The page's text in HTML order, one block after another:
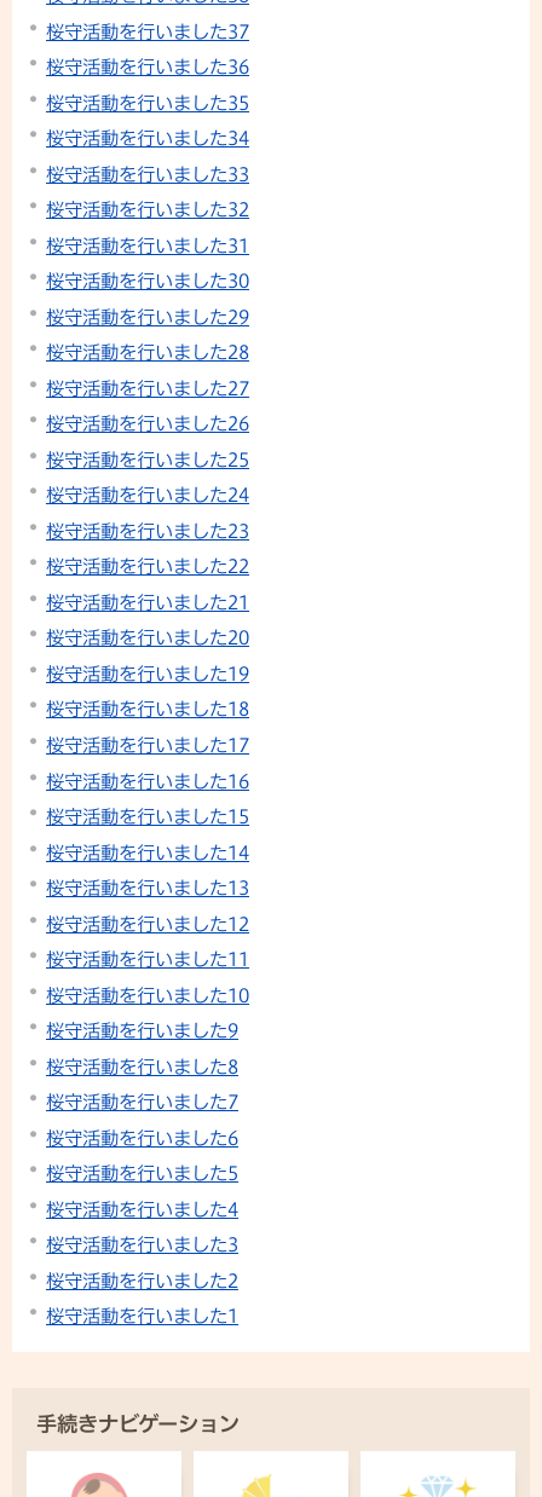
桜守活動を行いました37
桜守活動を行いました36
桜守活動を行いました35
桜守活動を行いました34
桜守活動を行いました33
桜守活動を行いました32
桜守活動を行いました31
桜守活動を行いました30
桜守活動を行いました29
桜守活動を行いました28
桜守活動を行いました27
桜守活動を行いました26
桜守活動を行いました25
桜守活動を行いました24
桜守活動を行いました23
桜守活動を行いました22
桜守活動を行いました21
桜守活動を行いました20
桜守活動を行いました19
桜守活動を行いました18
桜守活動を行いました17
桜守活動を行いました16
桜守活動を行いました15
桜守活動を行いました14
桜守活動を行いました13
桜守活動を行いました12
桜守活動を行いました11
桜守活動を行いました10
桜守活動を行いました9
桜守活動を行いました8
桜守活動を行いました7
桜守活動を行いました6
桜守活動を行いました5
桜守活動を行いました4
桜守活動を行いました3
桜守活動を行いました2
桜守活動を行いました1
手続きナビゲーション